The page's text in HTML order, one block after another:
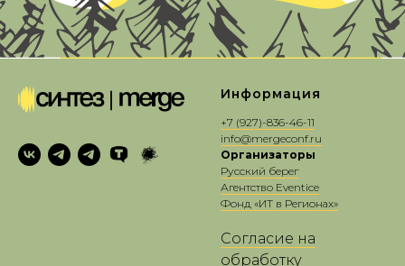
Информация
+7 (927)-836-46-11
info@mergeconf.ru
Организаторы
Русский берег
Агентство Eventice
Фонд «ИТ в Регионах»
Согласие на
обработку